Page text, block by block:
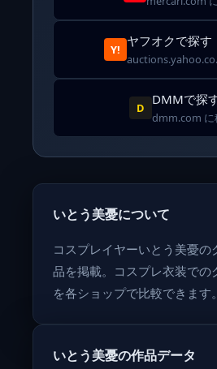
Y!
ヤフオクで探す
D
DMMで探
dmm.com に
いとう美憂について
コスプレイヤーいとう美憂の
品を掲載。コスプレ衣装での
を各ショップで比較できます。
いとう美憂の作品データ